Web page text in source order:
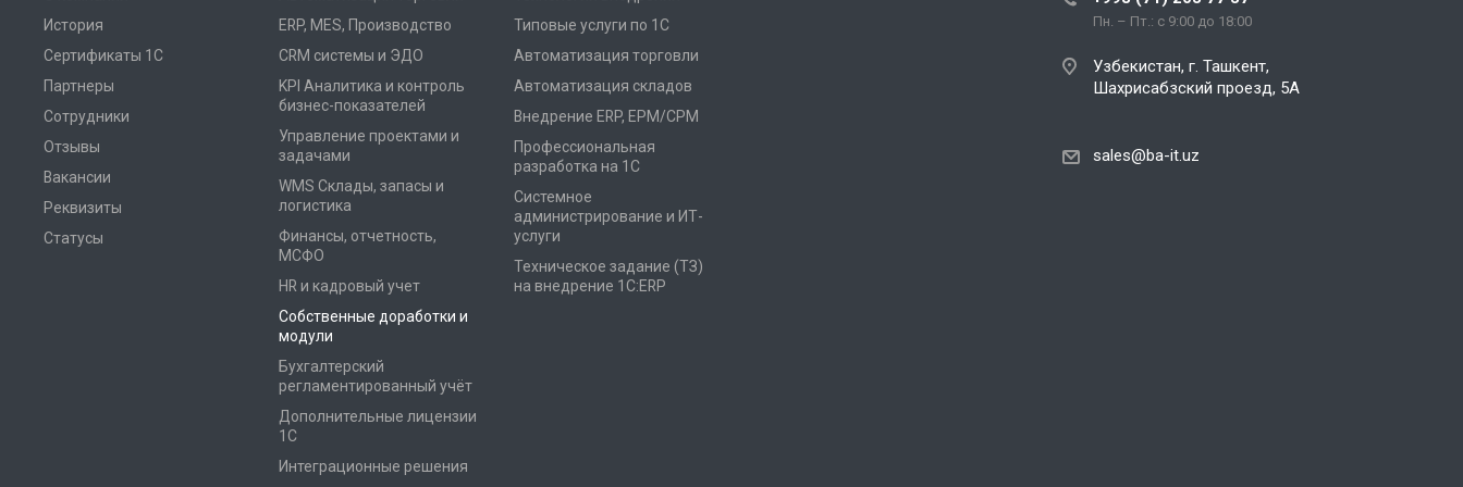
История
Сертификаты 1С
Партнеры
Сотрудники
Отзывы
Вакансии
Реквизиты
Статусы
ERP, MES, Производство
CRM системы и ЭДО
KPI Аналитика и контроль
бизнес-показателей
Управление проектами и
задачами
WMS Склады, запасы и
логистика
Финансы, отчетность,
МСФО
HR и кадровый учет
Собственные доработки и
модули
Бухгалтерский
регламентированный учёт
Дополнительные лицензии
1С
Интеграционные решения
Типовые услуги по 1С
Автоматизация торговли
Автоматизация складов
Внедрение ERP, EPM/CPM
Профессиональная
разработка на 1С
Системное
администрирование и ИТ-
услуги
Техническое задание (ТЗ)
на внедрение 1С:ERP
Пн. – Пт.: с 9:00 до 18:00
Узбекистан, г. Ташкент,
Шахрисабзский проезд, 5А
sales@ba-it.uz